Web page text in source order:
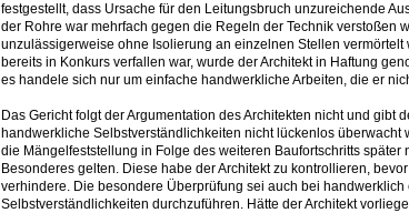
festgestellt, dass Ursache für den Leitungsbruch unzureichende
der Rohre war mehrfach gegen die Regeln der Technik verstoßen
unzulässigerweise ohne Isolierung an einzelnen Stellen
bereits in Konkurs verfallen war, wurde der Architekt in Haftung
es handele sich nur um einfache handwerkliche Arbeiten, die er
Das Gericht folgt der Argumentation des Architekten nicht und gibt
handwerkliche Selbstverständlichkeiten nicht lückenlos überwacht
die Mängelfeststellung in Folge des weiteren Baufortschritts
Besonderes gelten. Diese habe der Architekt zu kontrollieren,
verhindere. Die besondere Überprüfung sei auch bei
Selbstverständlichkeiten durchzuführen. Hätte der Architekt